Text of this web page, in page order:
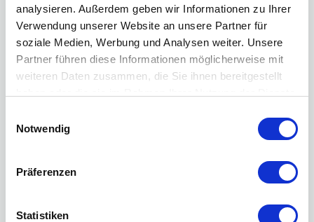
analysieren. Außerdem geben wir Informationen zu Ihrer
Verwendung unserer Website an unsere Partner für
soziale Medien, Werbung und Analysen weiter. Unsere
Partner führen diese Informationen möglicherweise mit
weiteren Daten zusammen, die Sie ihnen bereitgestellt
Notwendig
Präferenzen
Statistiken
Podcast